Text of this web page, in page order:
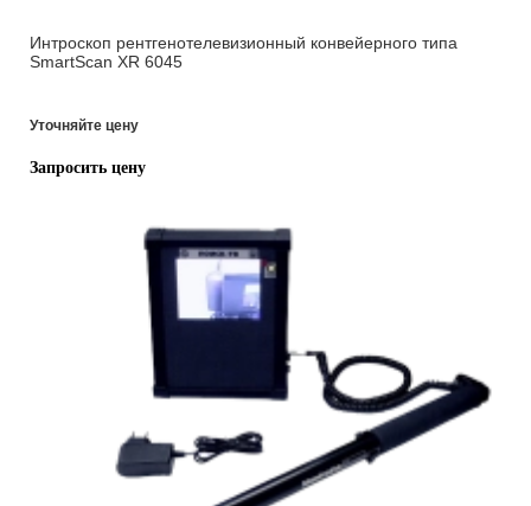
Интроскоп рентгенотелевизионный конвейерного типа
SmartScan XR 6045
Уточняйте цену
Запросить цену